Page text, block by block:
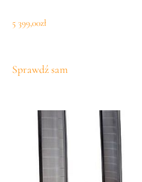
5 399,00zł
Sprawdź sam